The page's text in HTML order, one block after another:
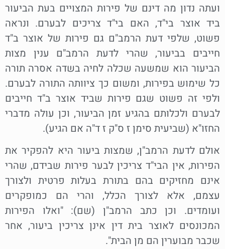
ועתה נדון מה דינם של פירות המצויים בעת הביעור
ביד אוצר בי"ד, האם בי"ד צריכים לבערם. ונראה
פשוט, שלפי דעת הרמב"ם גם פירות של אוצר ב"ד
חייבים בביעור, שהרי לדעת הרמב"ם ענין מצות
הביעור הוא שמשעה שכלה לחיה בשדה אסרה תורה
כל שימוש בפירות, ומשום כך ציוותה התורה לבערם.
ולפי זה פשוט שגם פירות שביד אוצר ב"ד חייבים
לבערם ולכלותם בהגיע זמן הביעור, וכן עולה מדברי
החזו"א (שביעית סימן ז ס"ק ז ד"ה אם הגיע).
אולם לדעת הרמב"ן, שמצות ביעור היא להפקיר את
הפירות, אין הבי"ד צריכין לבער פירות שבידם, שהרי
אינם מחזיקים בהם בתורת בעלות פרטית ולצורך
עצמם, אלא לצורך הכלל, והרי הם כמופקרים
ועומדים. וכן כתב הרמב"ן (שם): "ואלו הפירות
המכונסים לאוצר בית דין אינן צריכין ביעור, אחר
שכבר מבוערין הם מן הבית".